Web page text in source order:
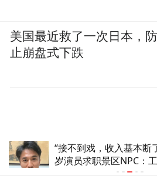
“接不到戏，收入基本断
岁演员求职景区NPC：
崖式下跌，我只是一个“
美国最近救了一次日本，防
止崩盘式下跌